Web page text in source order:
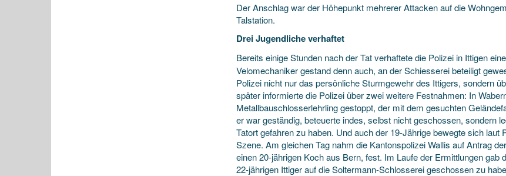
Der Anschlag war der Höhepunkt mehrerer Attacken auf die
Talstation.
Drei Jugendliche verhaftet
Bereits einige Stunden nach der Tat verhaftete die Polizei in Ittigen
Velomechaniker gestand denn auch, an der Schiesserei beteiligt
Polizei nicht nur das persönliche Sturmgewehr des Ittigers, sondern
später informierte die Polizei über zwei weitere Festnahmen: In
Metallbauschlosserlehrling gestoppt, der mit dem gesuchten
er war geständig, beteuerte indes, selbst nicht geschossen, sondern
Tatort gefahren zu haben. Und auch der 19-Jährige bewegte sich
Szene. Am gleichen Tag nahm die Kantonspolizei Wallis auf Antrag
einen 20-jährigen Koch aus Bern, fest. Im Laufe der Ermittlungen
22-jährigen Ittiger auf die Soltermann-Schlosserei geschossen zu